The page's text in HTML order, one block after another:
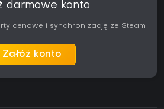
darmowe konto
cenowe i synchronizację ze Steam
Załóż konto